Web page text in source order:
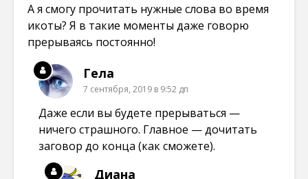
А я смогу прочитать нужные слова во время
икоты? Я в такие моменты даже говорю
прерываясь постоянно!
Гела
7 сентября, 2019 в 9:52 дп
Даже если вы будете прерываться —
ничего страшного. Главное — дочитать
заговор до конца (как сможете).
Диана